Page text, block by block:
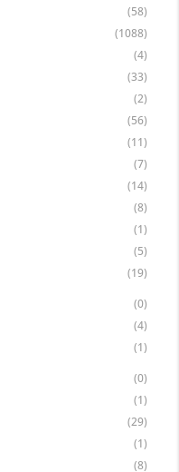
(58)
(1088)
(4)
(33)
(2)
(56)
(11)
(7)
(14)
(8)
(1)
(5)
(19)
(4)
(1)
(0)
(1)
(29)
(1)
(8)
(0)